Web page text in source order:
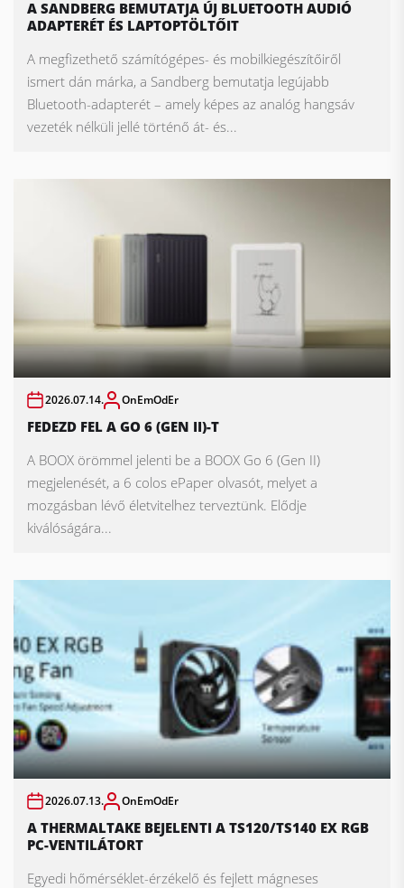
A SANDBERG BEMUTATJA ÚJ BLUETOOTH AUDIÓ
ADAPTERÉT ÉS LAPTOPTÖLTŐIT
A megfizethető számítógépes- és mobilkiegészítőiről
ismert dán márka, a Sandberg bemutatja legújabb
Bluetooth-adapterét – amely képes az analóg hangsáv
vezeték nélküli jellé történő át- és...
2026.07.14. OnEmOdEr
FEDEZD FEL A GO 6 (GEN II)-T
A BOOX örömmel jelenti be a BOOX Go 6 (Gen II)
megjelenését, a 6 colos ePaper olvasót, melyet a
mozgásban lévő életvitelhez terveztünk. Elődje
kiválóságára...
2026.07.13. OnEmOdEr
A THERMALTAKE BEJELENTI A TS120/TS140 EX RGB
PC-VENTILÁTORT
Egyedi hőmérséklet-érzékelő és fejlett mágneses